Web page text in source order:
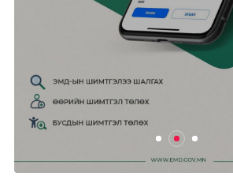
Өнөөдөр цахилгаан
ХУВААРЬ
Ганцмод-
замын бүтээн
2025/04/24 0